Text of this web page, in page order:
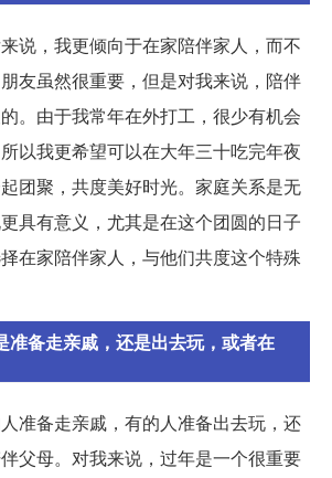
说，我更倾向于在家陪伴家人，而不
友虽然很重要，但是对我来说，陪伴
。由于我常年在外打工，很少有机会
以我更希望可以在大年三十吃完年夜
团聚，共度美好时光。家庭关系是无
具有意义，尤其是在这个团圆的日子
在家陪伴家人，与他们共度这个特殊
准备走亲戚，还是出去玩，或者在
准备走亲戚，有的人准备出去玩，还
父母。对我来说，过年是一个很重要